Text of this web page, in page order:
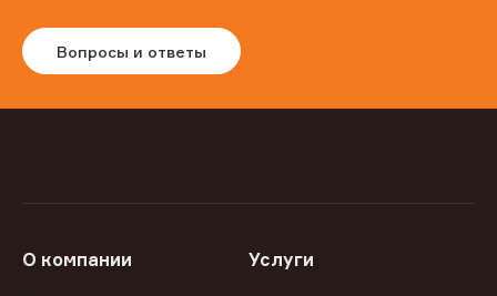
Вопросы и ответы
О компании Услуги